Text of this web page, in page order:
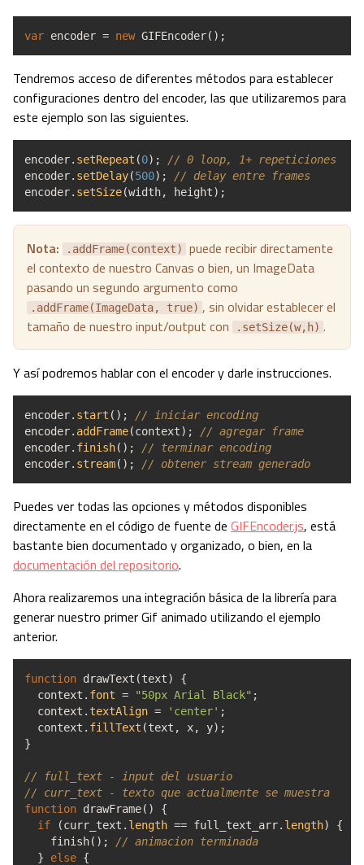
var encoder = newGIFEncoder( ) ;
Tendremos acceso de diferentes métodos para establecer
configuraciones dentro del encoder, las que utilizaremos para
este ejemplo son las siguientes.
encoder. setRepeat (0) ;
// 0 loop, 1+ repeticiones
encoder. setDelay(500) ;
// delay entre frames
encoder. setSize(width, height) ;
Nota: .addFrame(context)
puede recibir directamente
el contexto de nuestro Canvas o bien, un ImageData
pasando un segundo argumento como
.addFrame(ImageData, true) , sin olvidar establecer el
tamaño de nuestro input/output con
.setSize(w,h) .
Y así podremos hablar con el encoder y darle instrucciones.
encoder. start ( ) ;
// iniciar encoding
encoder. addFrame(context) ;
// agregar frame
encoder. finish( ) ;
// terminar encoding
encoder. stream( ) ; // obtener stream generado
Puedes ver todas las opciones y métodos disponibles
directamente en el código de fuente de GIFEncoder.js, está
bastante bien documentado y organizado, o bien, en la
documentación del repositorio.
Ahora realizaremos una integración básica de la librería para
generar nuestro primer Gif animado utilizando el ejemplo
anterior.
function drawText (text)
{
context. font = "50px Arial Black" ;
context. textAlign = 'center' ;
context. fillText (text , x, y) ;
}
// full_text - input del usuario
// curr_text - texto que actualmente se muestra
function drawFrame( )
{
if
(curr_text. length == full_text_arr. length)
{
finish( ) ;
// animacion terminada
}
else {